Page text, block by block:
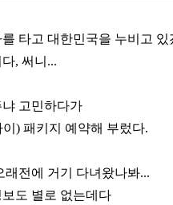
타고 대한민국을 누비고 있
, 써니...
고민하다가
) 패키지 예약해 부렀다.
래전에 거기 다녀왔나봐...
도 별로 없는데다